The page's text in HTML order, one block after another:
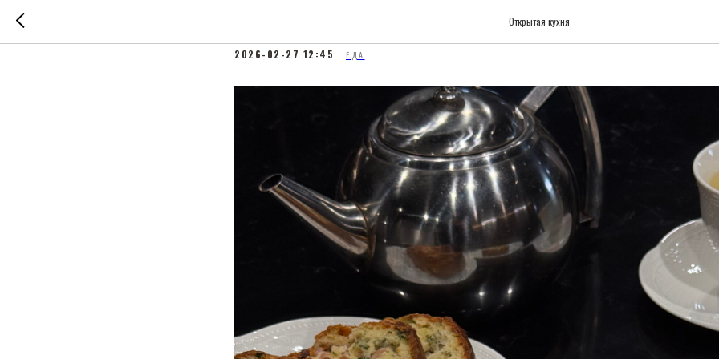
Открытая кухня
Французский кекс с ветчиной —
2026-02-27 12:45 ЕДА